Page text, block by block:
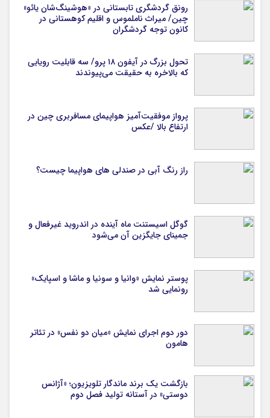
رونق گردشگری تابستانی در «هوشینگ‌شان یائو»
چین/ میراث ناملموس و اقلیم کوهستانی در
کانون توجه گردشگران
تحول بزرگ در آیفون ۱۸ پرو/ سه قابلیت رویایی
که بالاخره به حقیقت می‌پیوندند
پرواز موفقیت‌آمیز هواپیمای مسافربری چین در
ارتفاع بالا /عکس
راز رنگ آبی در صندلی های هواپیما چیست؟
گوگل اسیستنت ماه آینده در اندروید غیرفعال و
جمینای جایگزین آن می‌شود
پوستر نمایش «وانیا و سونیا و ماشا و اسپایک»
رونمایی شد
دور دوم اجرای نمایش «میان دو نفس» در تئاتر
هامون
بازگشت یک برند ماندگار تلویزیون؛ «آژانس
دوستی» در آستانه تولید فصل دوم